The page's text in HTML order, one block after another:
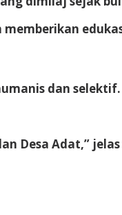
dan selektif.
Desa Adat,”